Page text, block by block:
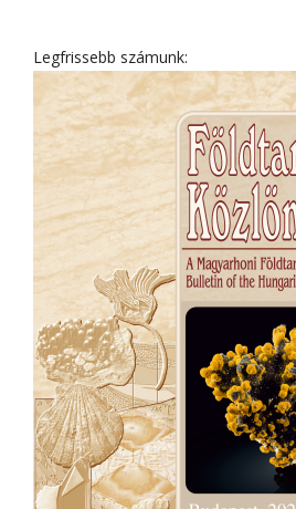
Legfrissebb számunk: